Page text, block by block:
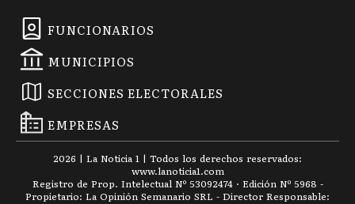
FUNCIONARIOS
MUNICIPIOS
SECCIONES ELECTORALES
EMPRESAS
2026 | La Noticia 1 | Todos los derechos reservados:
www.lanoticia1.com
Registro de Prop. Intelectual Nº 53092474 · Edición Nº 5968 -
Propietario: La Opinión Semanario SRL - Director Responsable: